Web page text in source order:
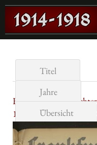
Titel
Jahre
Übersicht
Seite
Frankfurter
194. Jahrgang (1915)